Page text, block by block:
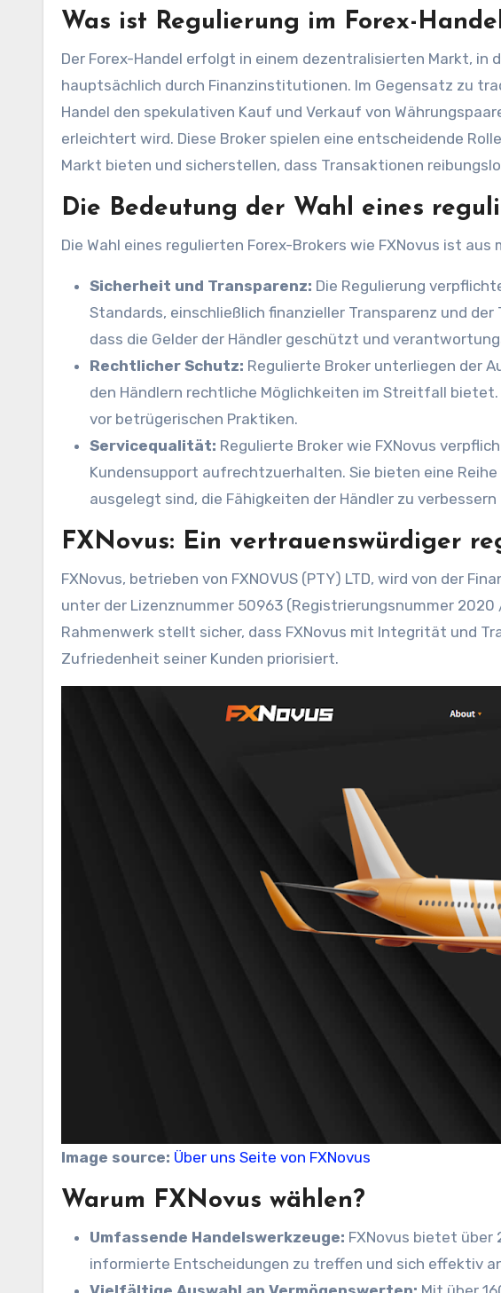
Was ist Regulierung im Forex-
Der Forex-Handel erfolgt in einem dezentralisierten Markt, in
hauptsächlich durch Finanzinstitutionen. Im Gegensatz zu
Handel den spekulativen Kauf und Verkauf von
erleichtert wird. Diese Broker spielen eine entscheidende
Markt bieten und sicherstellen, dass Transaktionen
Die Bedeutung der Wahl eines
Die Wahl eines regulierten Forex-Brokers wie FXNovus ist aus
Sicherheit und Transparenz: Die Regulierung
Standards, einschließlich finanzieller Transparenz und
dass die Gelder der Händler geschützt und
Rechtlicher Schutz: Regulierte Broker unterliegen der
den Händlern rechtliche Möglichkeiten im Streitfall
vor betrügerischen Praktiken.
Servicequalität: Regulierte Broker wie FXNovus
Kundensupport aufrechtzuerhalten. Sie bieten eine
ausgelegt sind, die Fähigkeiten der Händler zu
FXNovus: Ein vertrauenswürdiger
FXNovus, betrieben von FXNOVUS (PTY) LTD, wird von der
unter der Lizenznummer 50963 (Registrierungsnummer
Rahmenwerk stellt sicher, dass FXNovus mit Integrität und
Zufriedenheit seiner Kunden priorisiert.
Image source: Über uns Seite von FXNovus
Warum FXNovus wählen?
Umfassende Handelswerkzeuge: FXNovus bietet über
informierte Entscheidungen zu treffen und sich effektiv